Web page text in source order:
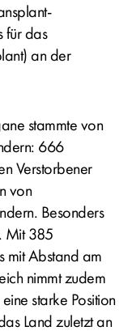
für das
an der
stammte von
666
Verstorbener
von
Besonders
Mit 385
mit Abstand am
nimmt zudem
starke Position
Land zuletzt an